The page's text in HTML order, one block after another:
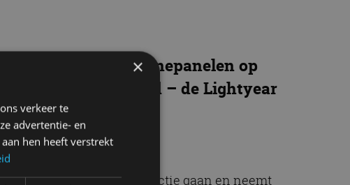
auto met zonnepanelen op
bedrijf uit Helmond – de Lightyear
40.000 euro.
moet eind 2025 in productie gaan en neemt
×
verkeer te
advertentie- en
hen heeft verstrekt